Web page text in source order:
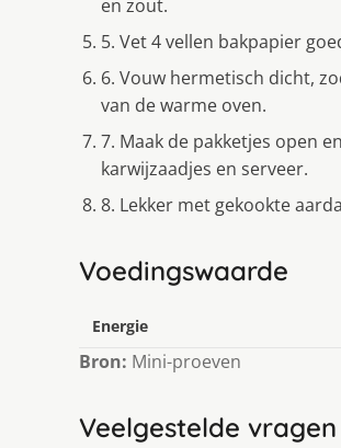
en zout.
5. Vet 4 vellen bakpapier
6. Vouw hermetisch dicht,
van de warme oven.
7. Maak de pakketjes open
karwijzaadjes en serveer.
8. Lekker met gekookte
Voedingswaarde
Energie
Bron: Mini-proeven
Veelgestelde vragen